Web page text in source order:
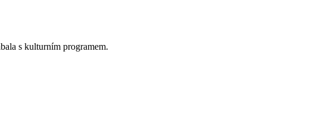
s kulturním programem.